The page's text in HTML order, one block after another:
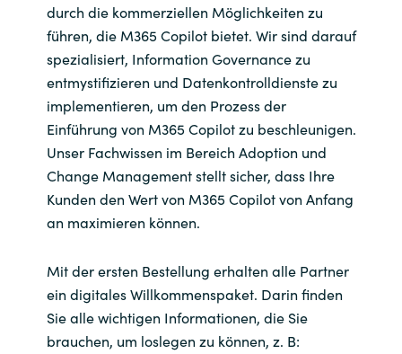
durch die kommerziellen Möglichkeiten zu
führen, die M365 Copilot bietet. Wir sind darauf
spezialisiert, Information Governance zu
entmystifizieren und Datenkontrolldienste zu
implementieren, um den Prozess der
Einführung von M365 Copilot zu beschleunigen.
Unser Fachwissen im Bereich Adoption und
Change Management stellt sicher, dass Ihre
Kunden den Wert von M365 Copilot von Anfang
an maximieren können.
Mit der ersten Bestellung erhalten alle Partner
ein digitales Willkommenspaket. Darin finden
Sie alle wichtigen Informationen, die Sie
brauchen, um loslegen zu können, z. B: